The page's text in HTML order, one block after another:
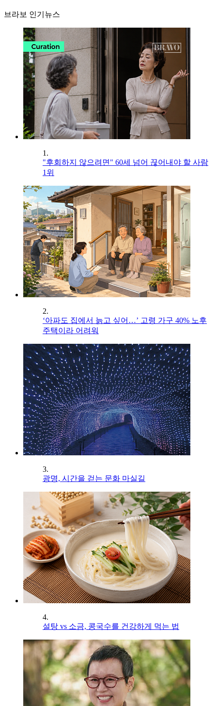
브라보 인기뉴스
1.
"후회하지 않으려면" 60세 넘어 끊어내야 할 사람
1위
2.
‘아파도 집에서 늙고 싶어…’ 고령 가구 40% 노후
주택이라 어려워
3.
광명, 시간을 걷는 문화 마실길
4.
설탕 vs 소금, 콩국수를 건강하게 먹는 법